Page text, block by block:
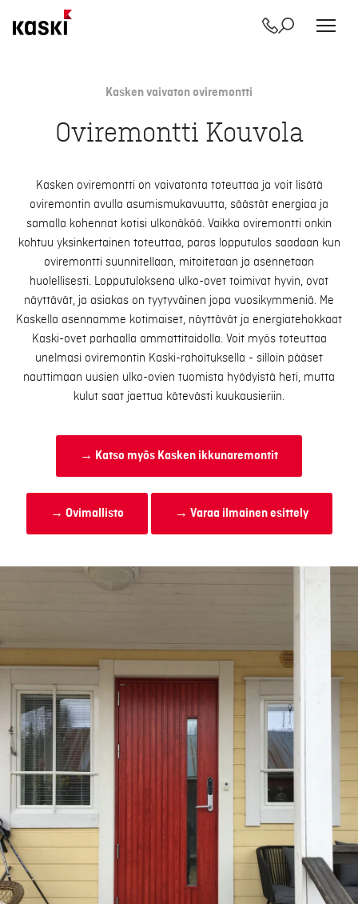
Yhteystiedot
Etsi
Kasken vaivaton oviremontti
Oviremontti Kouvola
Kasken oviremontti on vaivatonta toteuttaa ja voit lisätä
oviremontin avulla asumismukavuutta, säästät energiaa ja
samalla kohennat kotisi ulkonäköä. Vaikka oviremontti onkin
kohtuu yksinkertainen toteuttaa, paras lopputulos saadaan kun
oviremontti suunnitellaan, mitoitetaan ja asennetaan
huolellisesti. Lopputuloksena ulko-ovet toimivat hyvin, ovat
näyttävät, ja asiakas on tyytyväinen jopa vuosikymmeniä. Me
Kaskella asennamme kotimaiset, näyttävät ja energiatehokkaat
Kaski-ovet parhaalla ammattitaidolla. Voit myös toteuttaa
unelmasi oviremontin Kaski-rahoituksella - silloin pääset
nauttimaan uusien ulko-ovien tuomista hyödyistä heti, mutta
kulut saat jaettua kätevästi kuukausieriin.
→ Katso myös Kasken ikkunaremontit
→ Ovimallisto → Varaa ilmainen esittely